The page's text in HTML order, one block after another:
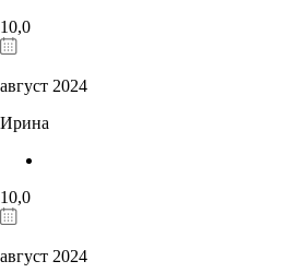
10,0
август 2024
Ирина
10,0
август 2024